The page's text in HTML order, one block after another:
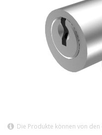
Die Produkte können von